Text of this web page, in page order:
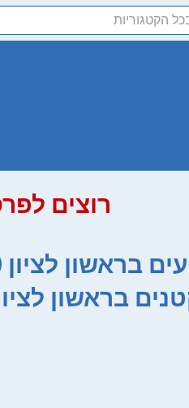
רוצים
בראשון